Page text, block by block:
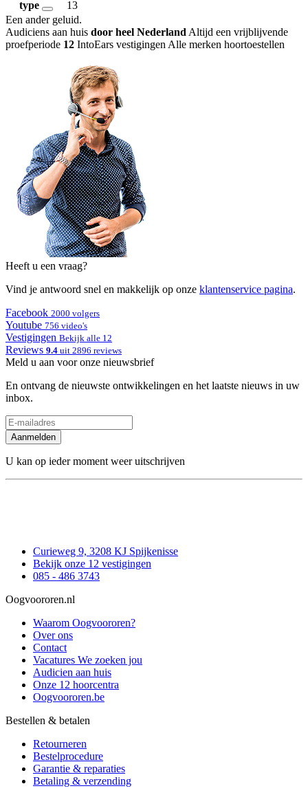
type
13
Een ander geluid.
Audiciens aan huis door heel Nederland Altijd een vrijblijvende
proefperiode 12 IntoEars vestigingen Alle merken hoortoestellen
Heeft u een vraag?
Vind je antwoord snel en makkelijk op onze klantenservice pagina.
Facebook 2000 volgers
Youtube 756 video's
Vestigingen Bekijk alle 12
Reviews 9.4 uit 2896 reviews
Meld u aan voor onze nieuwsbrief
En ontvang de nieuwste ontwikkelingen en het laatste nieuws in uw
inbox.
Aanmelden
U kan op ieder moment weer uitschrijven
Curieweg 9, 3208 KJ Spijkenisse
Bekijk onze 12 vestigingen
085 - 486 3743
Oogvoororen.nl
Waarom Oogvoororen?
Over ons
Contact
Vacatures We zoeken jou
Audicien aan huis
Onze 12 hoorcentra
Oogvoororen.be
Bestellen & betalen
Retourneren
Bestelprocedure
Garantie & reparaties
Betaling & verzending